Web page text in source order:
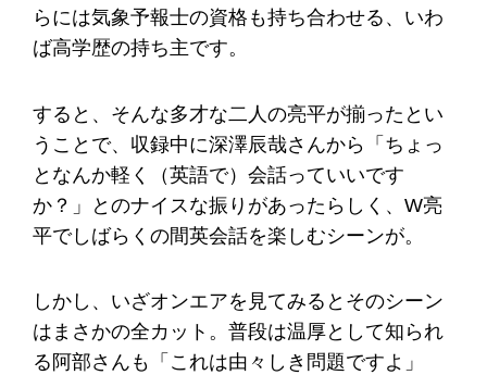
らには気象予報士の資格も持ち合わせる、いわ
ば高学歴の持ち主です。
すると、そんな多才な二人の亮平が揃ったとい
うことで、収録中に深澤辰哉さんから「ちょっ
となんか軽く（英語で）会話っていいです
か？」とのナイスな振りがあったらしく、W亮
平でしばらくの間英会話を楽しむシーンが。
しかし、いざオンエアを見てみるとそのシーン
はまさかの全カット。普段は温厚として知られ
る阿部さんも「これは由々しき問題ですよ」